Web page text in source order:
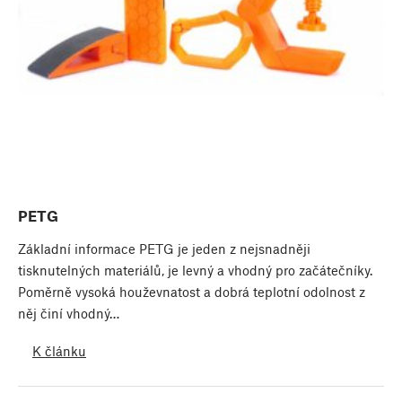
PETG
Základní informace PETG je jeden z nejsnadněji
tisknutelných materiálů, je levný a vhodný pro začátečníky.
Poměrně vysoká houževnatost a dobrá teplotní odolnost z
něj činí vhodný…
K článku